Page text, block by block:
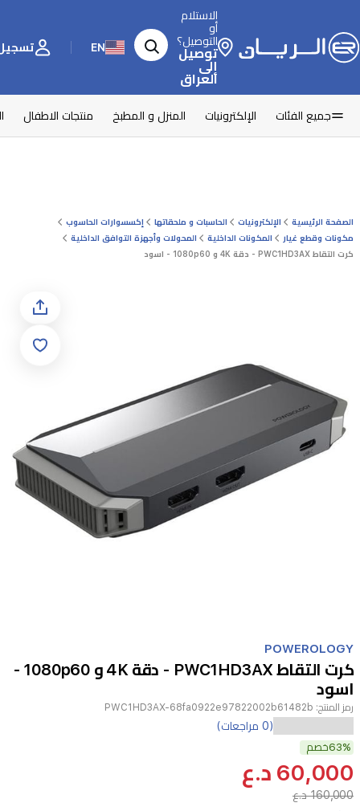
الاستلام
أو
التوصيل؟
توصيل
إلى
العراق
EN تسجيل
جميع الفئات الإلكترونيات المنزل و المطبخ منتجات الاطفال
الصفحة الرئيسية الإلكترونيات الحاسبات و ملحقاتها
إكسسوارات الحاسوب
مكونات وقطع غيار
المكونات الداخلية
المحولات وأجهزة التوافق الداخلية
كرت التقاط PWC1HD3AX - دقة 4K و 1080p60 - اسود
1
of
1
POWEROLOGY
كرت التقاط PWC1HD3AX - دقة 4K و 1080p60 -
اسود
رمز المنتج: PWC1HD3AX-68fa0922e97822002b61482b
التقاط
الصوت
والفيديو
(0 مراجعات)
63%خصم
60,000 د.ع
160,000 د.ع